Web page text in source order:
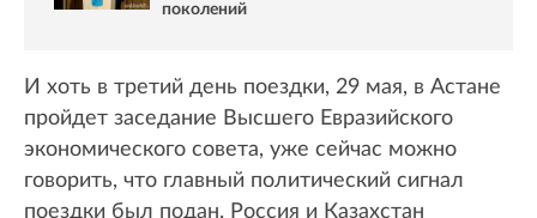
поколений
И хоть в третий день поездки, 29 мая, в Астане
пройдет заседание Высшего Евразийского
экономического совета, уже сейчас можно
говорить, что главный политический сигнал
поездки был подан. Россия и Казахстан